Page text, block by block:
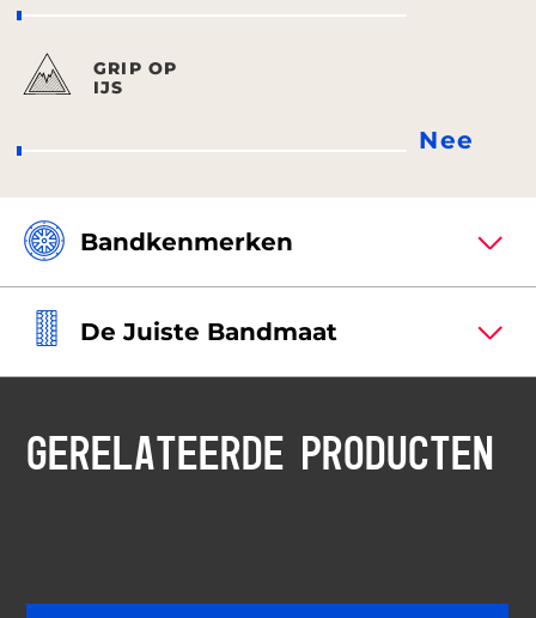
GRIP OP
IJS
Nee
Bandkenmerken
De Juiste Bandmaat
GERELATEERDE PRODUCTEN